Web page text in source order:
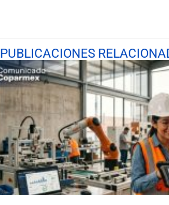
PUBLICACIONES